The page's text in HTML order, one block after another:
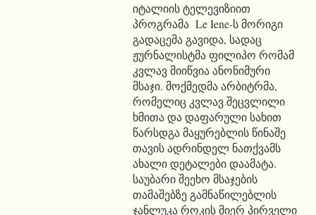
იტალიის ტელევიზიით
პროგრამა Le Iene-ს მორიგი
გადაცემა გავიდა, სადაც
ჟურნალისტმა ფილიპო რომამ
კვლავ მიიწვია ანონიმური
მსაჯი. მოქმედმა არბიტრმა,
რომელიც კვლავ შეცვლილი
ხმითა და დაფარული სახით
წარსდგა მაყურებლის წინაშე
თავის ადრინდელ ნათქვამს
ახალი დეტალები დაამატა.
საუბარი შეეხო მსაჯების
თამაშებზე გამნაწილებლის
ჯანლუკა როკის მიერ პირველი